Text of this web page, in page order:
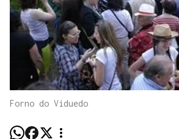
Forno do Viduedo